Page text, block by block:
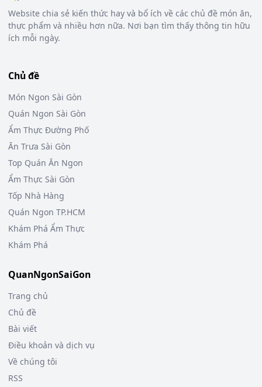
Website chia sẻ kiến thức hay và bổ ích về các chủ đề món ăn,
thực phẩm và nhiều hơn nữa. Nơi bạn tìm thấy thông tin hữu
ích mỗi ngày.
Chủ đề
Món Ngon Sài Gòn
Quán Ngon Sài Gòn
Ẩm Thực Đường Phố
Ăn Trưa Sài Gòn
Top Quán Ăn Ngon
Ẩm Thực Sài Gòn
Tốp Nhà Hàng
Quán Ngon TP.HCM
Khám Phá Ẩm Thực
Khám Phá
QuanNgonSaiGon
Trang chủ
Chủ đề
Bài viết
Điều khoản và dịch vụ
Về chúng tôi
RSS